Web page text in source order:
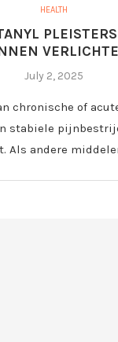
HEALTH
July 2, 2025
chronische of
stabiele
Als andere